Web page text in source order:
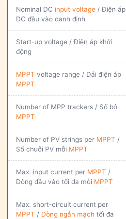
Nominal DC input voltage / Điện áp
DC đầu vào danh định
Start-up voltage / Điện áp khởi
động
MPPT voltage range / Dải điện áp
MPPT
Number of MPP trackers / Số bộ
MPPT
Number of PV strings per MPPT /
Số chuỗi PV mỗi MPPT
Max. input current per MPPT /
Dòng đầu vào tối đa mỗi MPPT
Max. short-circuit current per
MPPT / Dòng ngắn mạch tối đa